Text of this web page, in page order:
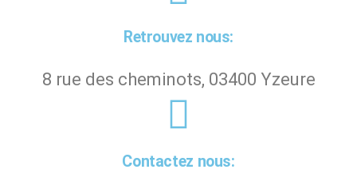
Retrouvez nous:
8 rue des cheminots, 03400 Yzeure
Contactez nous: